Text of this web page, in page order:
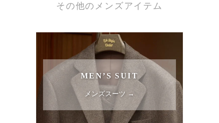
その他のメンズアイテム
MEN’S SUIT
メンズスーツ →